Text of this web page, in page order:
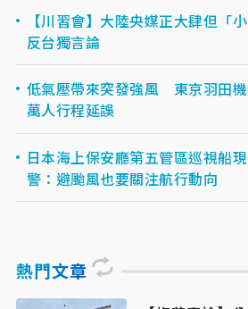
【川習會】大陸央媒正大肆但「
反台獨言論
低氣壓帶來突發強風 東京羽田
萬人行程延誤
日本海上保安廳第五管區巡視船
警：避颱風也要關注航行動向
熱門文章